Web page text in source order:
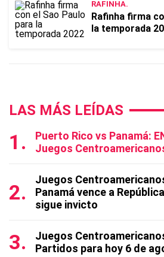
RAFINHA.
Rafinha firma
la temporada
LAS MÁS LEÍDAS
Puerto Rico vs Panamá:
Juegos
Juegos
Panamá vence a
sigue invicto
Juegos
Partidos para hoy 6 de